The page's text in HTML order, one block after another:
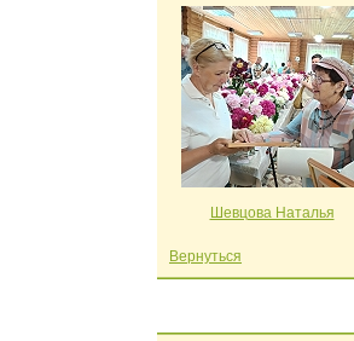
Шевцова Наталья
Вернуться